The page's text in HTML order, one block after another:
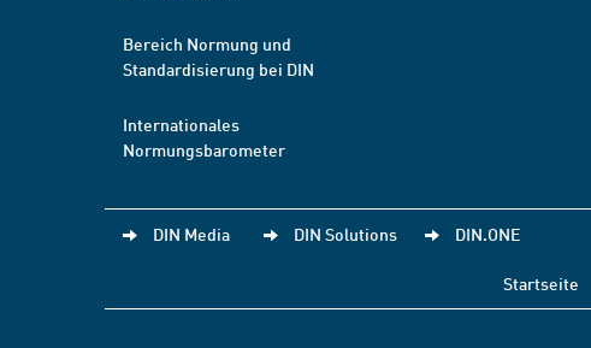
Bereich Normung und
Standardisierung bei DIN
Internationales
Normungsbarometer
DIN Media DIN Solutions DIN.ONE
Startseite